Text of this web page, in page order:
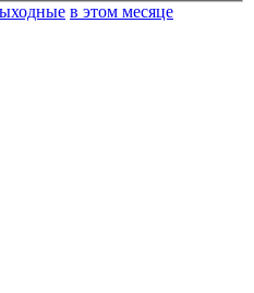
в этом месяце